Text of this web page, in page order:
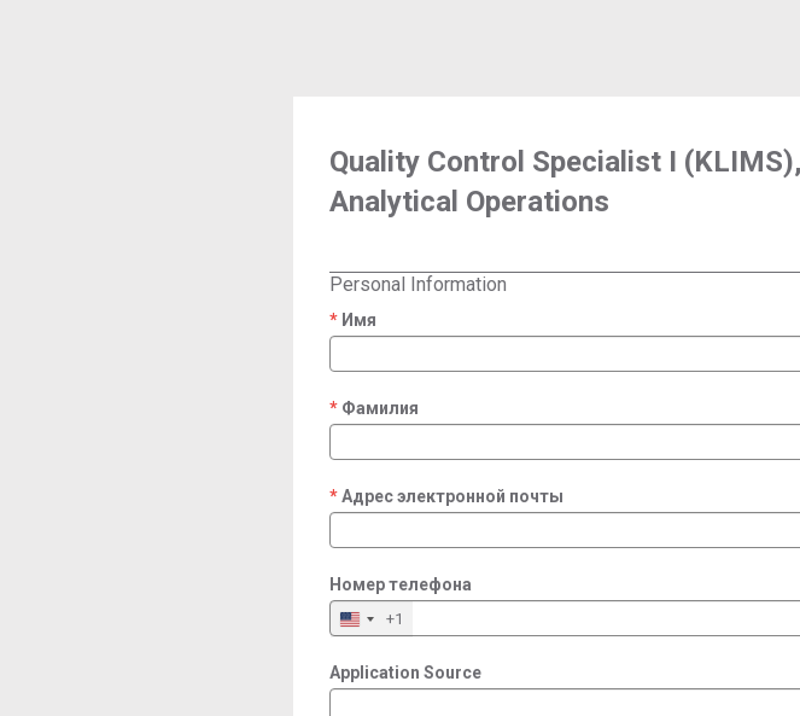
Quality Control Specialist I (KLIMS),
Analytical Operations
Personal Information
Имя
required
Фамилия
required
Адрес электронной почты
required
Номер телефона
+1
Application Source